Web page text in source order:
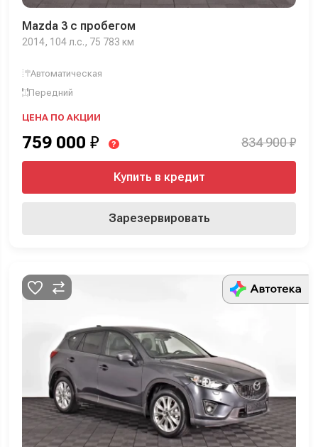
Mazda 3 с пробегом
2014, 104 л.с., 75 783 км
Автоматическая
Передний
ЦЕНА ПО АКЦИИ
759 000 ₽ ? 834 900 ₽
Купить в кредит
Зарезервировать